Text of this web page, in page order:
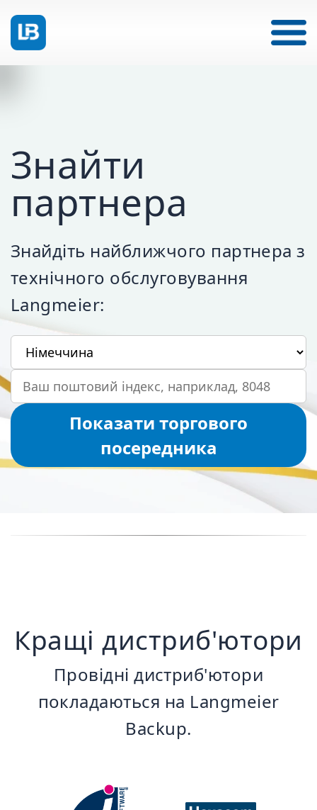
Знайти
партнера
Знайдіть найближчого партнера з
технічного обслуговування
Langmeier:
Твоя країна
Ваш поштовий індекс
Показати торгового
посередника
Кращі дистриб'ютори
Провідні дистриб'ютори
покладаються на Langmeier
Backup.